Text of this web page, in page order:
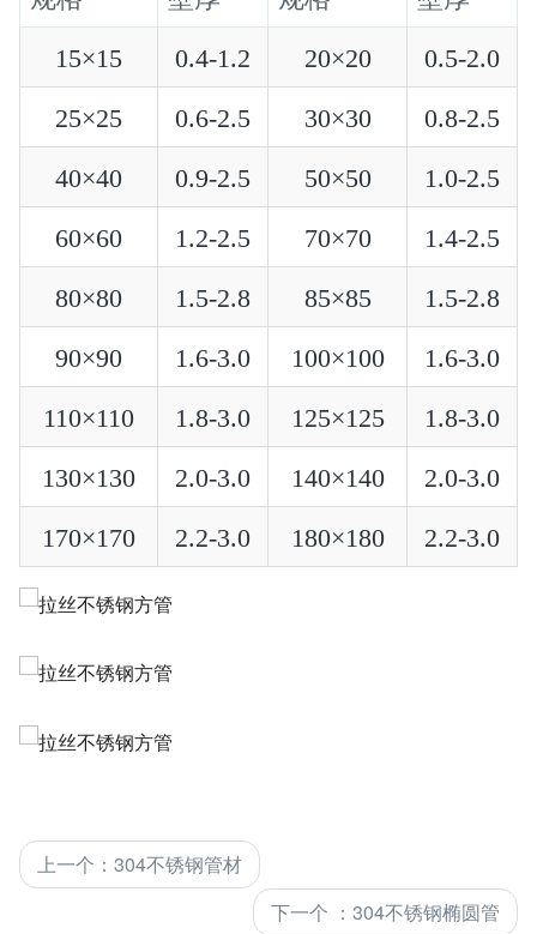
15×15
0.4-1.2 20×20
0.5-2.0
25×25
0.6-2.5 30×30
0.8-2.5
40×40
0.9-2.5 50×50
1.0-2.5
60×60
1.2-2.5 70×70
1.4-2.5
80×80
1.5-2.8 85×85
1.5-2.8
90×90
1.6-3.0 100×100
1.6-3.0
110×110
1.8-3.0 125×125
1.8-3.0
130×130
2.0-3.0 140×140
2.0-3.0
170×170
2.2-3.0 180×180 2.2-3.0
上一个 ： 304不锈钢管材
下一个 ： 304不锈钢椭圆管